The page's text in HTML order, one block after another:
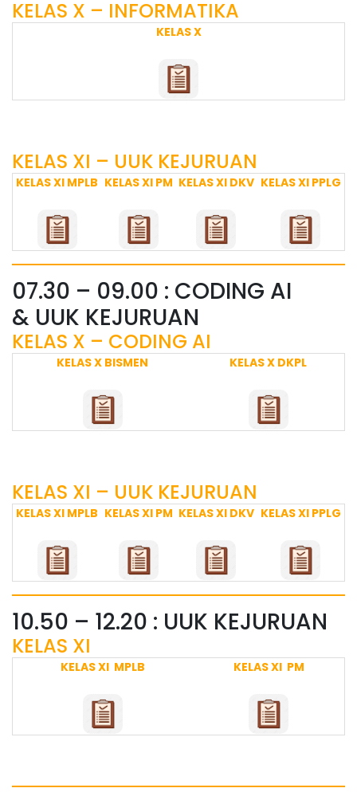
KELAS X – INFORMATIKA
KELAS X
KELAS XI – UUK KEJURUAN
KELAS XI MPLB KELAS XI PM KELAS XI DKV KELAS XI PPLG
07.30 – 09.00 : CODING AI
& UUK KEJURUAN
KELAS X – CODING AI
KELAS X BISMEN KELAS X DKPL
KELAS XI – UUK KEJURUAN
KELAS XI MPLB KELAS XI PM KELAS XI DKV KELAS XI PPLG
10.50 – 12.20 : UUK KEJURUAN
KELAS XI
KELAS XI MPLB KELAS XI PM